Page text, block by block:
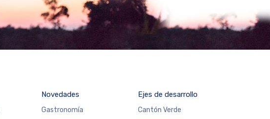
Novedades
Gastronomía
Ejes de desarrollo
Cantón Verde